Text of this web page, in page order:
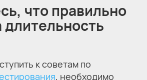
что правильно
длительность
к советам по
, необходимо